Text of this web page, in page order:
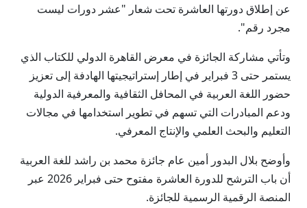
عن إطلاق دورتها العاشرة تحت شعار "عشر دورات ليست
مجرد رقم".
وتأتي مشاركة الجائزة في معرض القاهرة الدولي للكتاب الذي
يستمر حتى 3 فبراير في إطار إستراتيجيتها الهادفة إلى تعزيز
حضور اللغة العربية في المحافل الثقافية والمعرفية الدولية
ودعم المبادرات التي تسهم في تطوير استخدامها في مجالات
التعليم والبحث العلمي والإنتاج المعرفي.
وأوضح بلال البدور أمين عام جائزة محمد بن راشد للغة العربية
أن باب الترشح للدورة العاشرة مفتوح حتى فبراير 2026 عبر
المنصة الرقمية الرسمية للجائزة.